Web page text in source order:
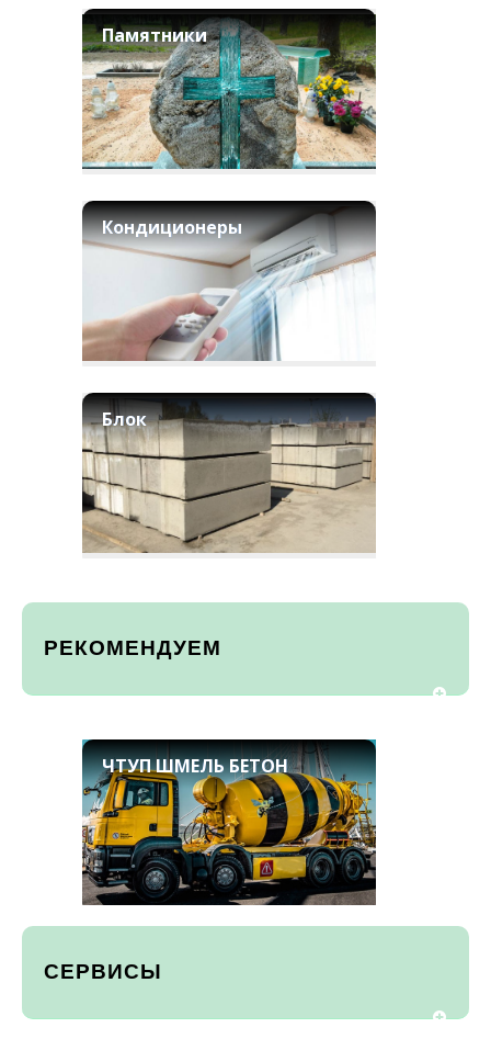
Памятники
Кондиционеры
Блок
РЕКОМЕНДУЕМ
ЧТУП ШМЕЛЬ БЕТОН
СЕРВИСЫ